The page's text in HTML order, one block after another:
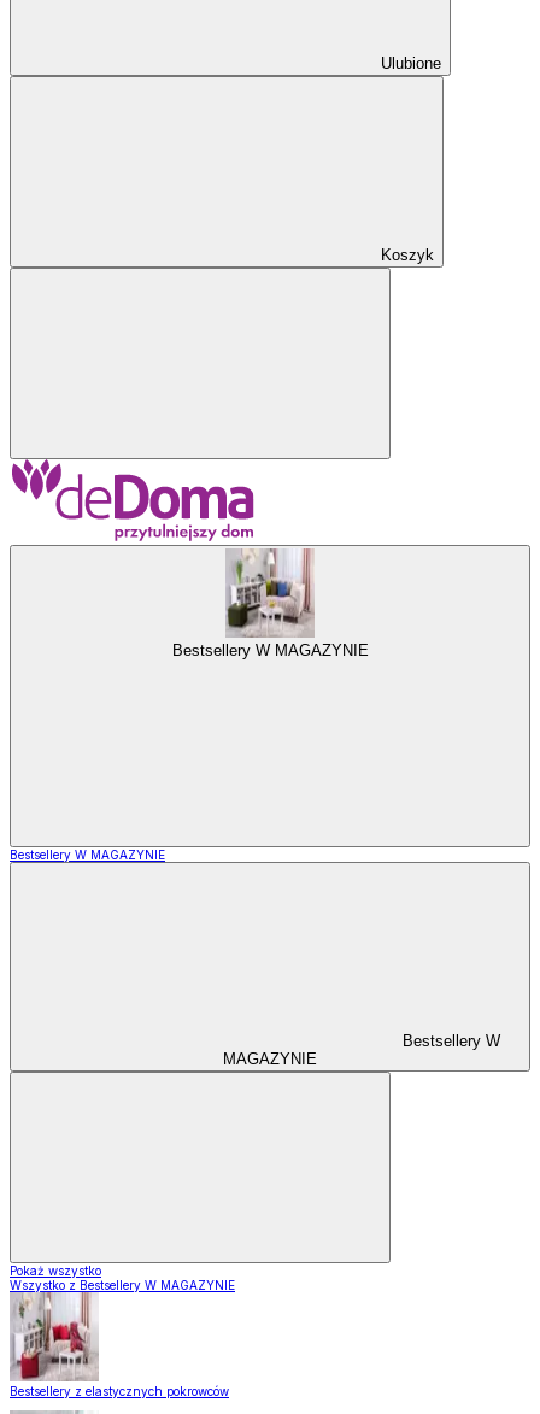
Ulubione
Koszyk
Bestsellery W MAGAZYNIE
Bestsellery W MAGAZYNIE
Bestsellery W
MAGAZYNIE
Pokaż wszystko
Wszystko z Bestsellery W MAGAZYNIE
Bestsellery z elastycznych pokrowców